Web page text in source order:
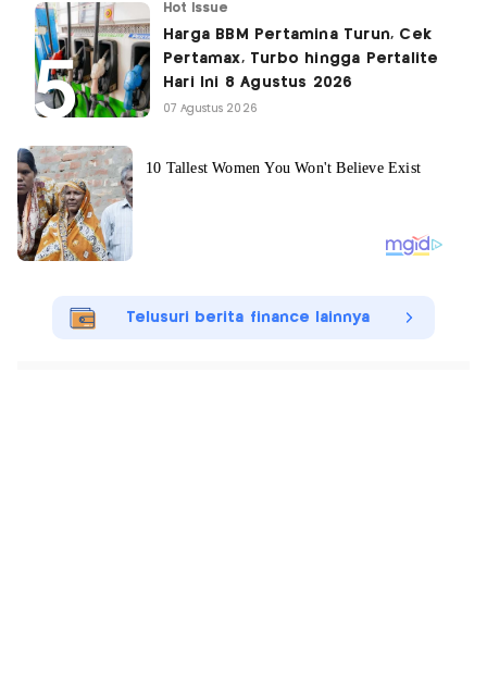
Hot Issue
Harga BBM Pertamina Turun, Cek
Pertamax, Turbo hingga Pertalite
Hari Ini 8 Agustus 2026
07 Agustus 2026
Telusuri berita finance lainnya